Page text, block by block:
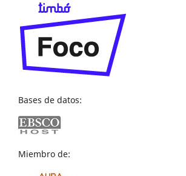
Bases de datos:
Miembro de: